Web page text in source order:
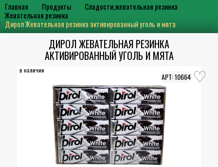
Главная Продукты
Сладости,жевательная резинка
Жевательная резинка
Дирол Жевательная резинка активированный уголь и мята
ДИРОЛ ЖЕВАТЕЛЬНАЯ РЕЗИНКА
АКТИВИРОВАННЫЙ УГОЛЬ И МЯТА
в наличии
10664